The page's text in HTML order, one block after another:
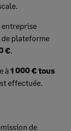
entreprise
de plateforme
€.
à 1 000 € tous
effectuée.
de